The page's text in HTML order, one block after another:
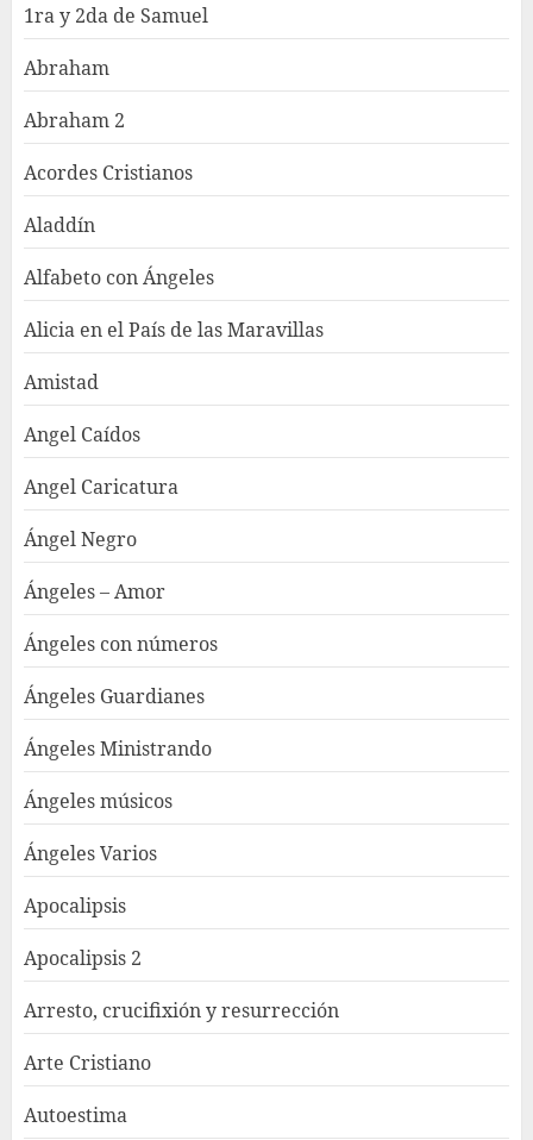
1ra y 2da de Samuel
Abraham
Abraham 2
Acordes Cristianos
Aladdín
Alfabeto con Ángeles
Alicia en el País de las Maravillas
Amistad
Angel Caídos
Angel Caricatura
Ángel Negro
Ángeles – Amor
Ángeles con números
Ángeles Guardianes
Ángeles Ministrando
Ángeles músicos
Ángeles Varios
Apocalipsis
Apocalipsis 2
Arresto, crucifixión y resurrección
Arte Cristiano
Autoestima